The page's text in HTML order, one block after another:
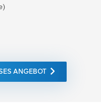
ANGEBOT